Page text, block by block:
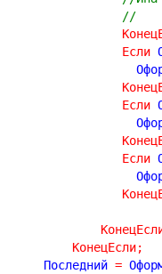
//
Если
Если
Если
КонецЕсли;
Последний =